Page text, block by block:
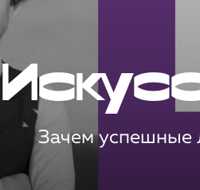
Зачем успешные